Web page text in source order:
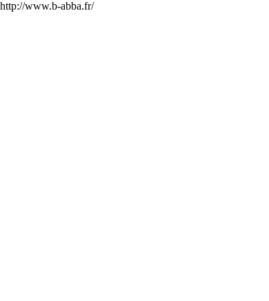
http://www.b-abba.fr/